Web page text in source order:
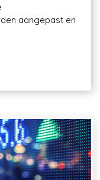
aangepast en